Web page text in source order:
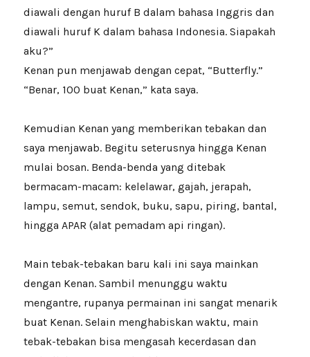
diawali dengan huruf B dalam bahasa Inggris dan
diawali huruf K dalam bahasa Indonesia. Siapakah
aku?”
Kenan pun menjawab dengan cepat, “Butterfly.”
“Benar, 100 buat Kenan,” kata saya.
Kemudian Kenan yang memberikan tebakan dan
saya menjawab. Begitu seterusnya hingga Kenan
mulai bosan. Benda-benda yang ditebak
bermacam-macam: kelelawar, gajah, jerapah,
lampu, semut, sendok, buku, sapu, piring, bantal,
hingga APAR (alat pemadam api ringan).
Main tebak-tebakan baru kali ini saya mainkan
dengan Kenan. Sambil menunggu waktu
mengantre, rupanya permainan ini sangat menarik
buat Kenan. Selain menghabiskan waktu, main
tebak-tebakan bisa mengasah kecerdasan dan